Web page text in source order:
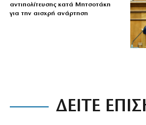
αντιπολίτευσης κατά Μητσοτάκη
για την αισχρή ανάρτηση
ΔΕΙΤΕ